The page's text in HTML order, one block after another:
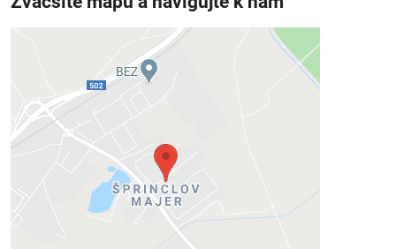
Externý obsah je blokovaný
Prajete si načítať externý obsah?
Povoliť tentokrát
Povoliť a zapamätať - súhlas s druhom